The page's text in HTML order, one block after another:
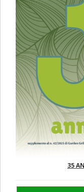
35